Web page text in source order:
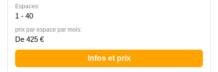
Espaces:
1 - 40
prix par espace par mois:
De 425 €
Infos et prix